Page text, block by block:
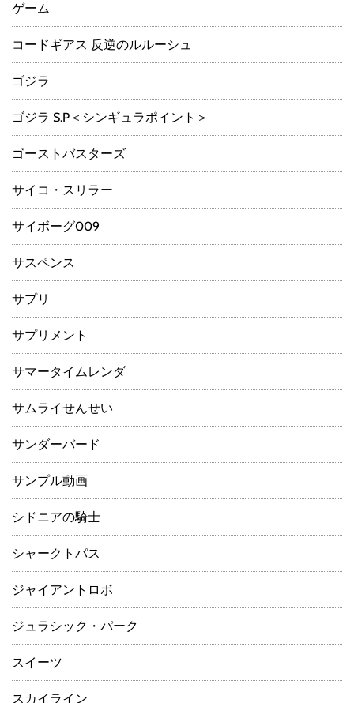
ゲーム
コードギアス 反逆のルルーシュ
ゴジラ
ゴジラ S.P＜シンギュラポイント＞
ゴーストバスターズ
サイコ・スリラー
サイボーグ009
サスペンス
サプリ
サプリメント
サマータイムレンダ
サムライせんせい
サンダーバード
サンプル動画
シドニアの騎士
シャークトパス
ジャイアントロボ
ジュラシック・パーク
スイーツ
スカイライン